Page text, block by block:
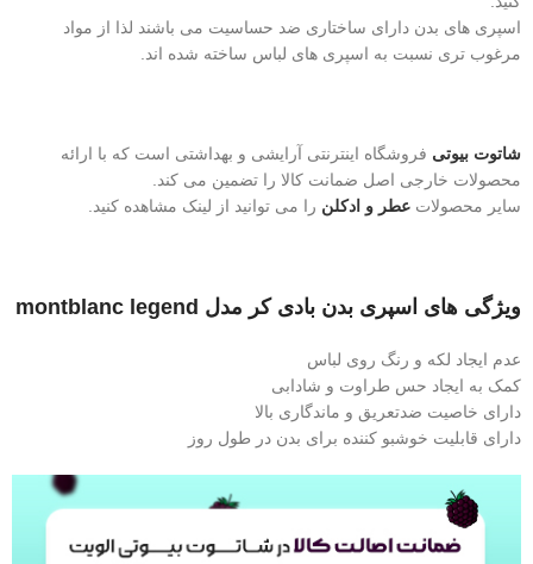
اسپری‌ های بدن دارای ساختاری ضد حساسیت می باشند لذا از مواد
مرغوب تری نسبت به اسپری های لباس ساخته شده اند.
شاتوت بیوتی فروشگاه اینترنتی آرایشی و بهداشتی است که با ارائه
محصولات خارجی اصل ضمانت کالا را تضمین می کند.
سایر محصولات عطر و ادکلن را می توانید از لینک مشاهده کنید.
ویژگی های اسپری بدن بادی کر مدل montblanc legend
عدم ایجاد لکه و رنگ روی لباس
کمک به ایجاد حس طراوت و شادابی
دارای خاصیت ضدتعریق و ماندگاری بالا
دارای قابلیت خوشبو کننده برای بدن در طول روز